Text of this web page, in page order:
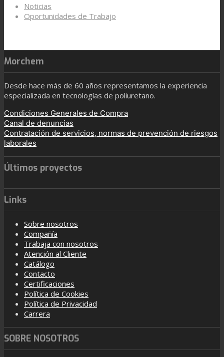
Noticias
Oportunidades de Trabajo
Morchem
Desde hace más de 60 años representamos la experiencia
especializada en tecnologías de poliuretano.
Condiciones Generales de Compra
Canal de denuncias
Contratación de servicios, normas de prevención de riesgos
laborales
Últimos proyectos
Links
Sobre nosotros
Compañía
Trabaja con nosotros
Atención al Cliente
Catálogo
Contacto
Certificaciones
Política de Cookies
Política de Privacidad
Carrera
SOBRE NOSOTROS